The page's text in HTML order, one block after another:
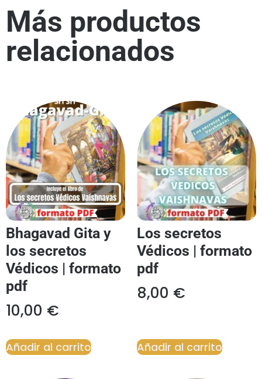
Más productos
relacionados
Bhagavad Gita y
los secretos
Védicos | formato
pdf
10,00 €
Añadir al carrito
Los secretos
Védicos | formato
pdf
8,00 €
Añadir al carrito